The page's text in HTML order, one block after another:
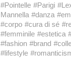
#Pointelle #Parigi
Mannella #danza
#corpo #cura di sé
#femminile #estetica
#fashion #brand
#lifestyle